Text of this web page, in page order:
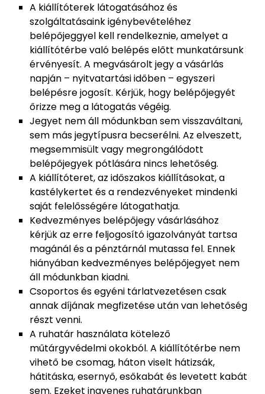
A kiállítóterek látogatásához és
szolgáltatásaink igénybevételéhez
belépőjeggyel kell rendelkeznie, amelyet a
kiállítótérbe való belépés előtt munkatársunk
érvényesít. A megvásárolt jegy a vásárlás
napján – nyitvatartási időben – egyszeri
belépésre jogosít. Kérjük, hogy belépőjegyét
őrizze meg a látogatás végéig.
Jegyet nem áll módunkban sem visszaváltani,
sem más jegytípusra becserélni. Az elveszett,
megsemmisült vagy megrongálódott
belépőjegyek pótlására nincs lehetőség.
A kiállítóteret, az időszakos kiállításokat, a
kastélykertet és a rendezvényeket mindenki
saját felelősségére látogathatja.
Kedvezményes belépőjegy vásárlásához
kérjük az erre feljogosító igazolványát tartsa
magánál és a pénztárnál mutassa fel. Ennek
hiányában kedvezményes belépőjegyet nem
áll módunkban kiadni.
Csoportos és egyéni tárlatvezetésen csak
annak díjának megfizetése után van lehetőség
részt venni.
A ruhatár használata kötelező
műtárgyvédelmi okokból. A kiállítótérbe nem
vihető be csomag, háton viselt hátizsák,
hátitáska, esernyő, esőkabát és levetett kabát
sem. Ezeket ingyenes ruhatárunkban